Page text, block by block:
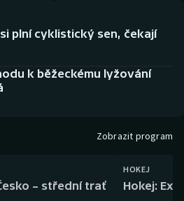
plní cyklistický sen, čekají
k běžeckému lyžování
Zobrazit program
– střední trať
HOKEJ
Hokej: